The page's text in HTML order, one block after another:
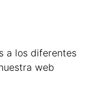
a los diferentes
web